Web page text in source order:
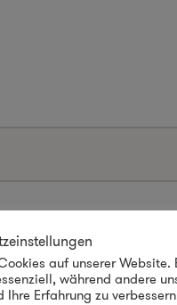
* auf unserer Website.
während andere
Ihre Erfahrung zu